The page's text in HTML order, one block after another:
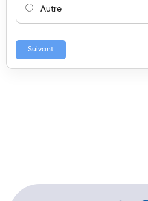
Autre
Suivant